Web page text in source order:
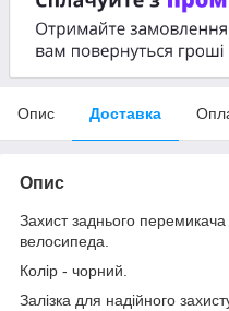
Опис Доставка
Опис
Захист заднього
велосипеда.
Колір - чорний.
Залізка для надійного